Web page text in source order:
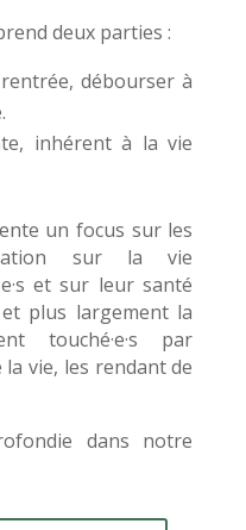
deux parties :
débourser à
inhérent à la vie
un focus sur les
sur la vie
e·s et sur leur santé
plus largement la
touché·e·s par
vie, les rendant de
dans notre